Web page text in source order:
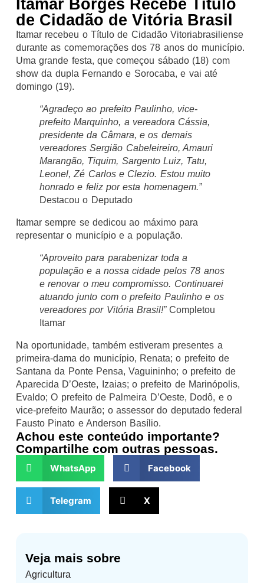
Veja mais sobre
Agricultura
Itamar Borges Recebe Título
de Cidadão de Vitória Brasil
Itamar recebeu o Título de Cidadão Vitoriabrasiliense
durante as comemorações dos 78 anos do município.
Uma grande festa, que começou sábado (18) com
show da dupla Fernando e Sorocaba, e vai até
domingo (19).
“Agradeço ao prefeito Paulinho, vice-
prefeito Marquinho, a vereadora Cássia,
presidente da Câmara, e os demais
vereadores Sergião Cabeleireiro, Amauri
Marangão, Tiquim, Sargento Luiz, Tatu,
Leonel, Zé Carlos e Clezio. Estou muito
honrado e feliz por esta homenagem.”
Destacou o Deputado
Itamar sempre se dedicou ao máximo para
representar o município e a população.
“Aproveito para parabenizar toda a
população e a nossa cidade pelos 78 anos
e renovar o meu compromisso. Continuarei
atuando junto com o prefeito Paulinho e os
vereadores por Vitória Brasil!”Completou
Itamar
Na oportunidade, também estiveram presentes a
primeira-dama do município, Renata; o prefeito de
Santana da Ponte Pensa, Vaguininho; o prefeito de
Aparecida D’Oeste, Izaias; o prefeito de Marinópolis,
Evaldo; O prefeito de Palmeira D’Oeste, Dodô, e o
vice-prefeito Maurão; o assessor do deputado federal
Fausto Pinato e Anderson Basílio.
Achou este conteúdo importante?
Compartilhe com outras pessoas.
WhatsApp Facebook
Telegram X